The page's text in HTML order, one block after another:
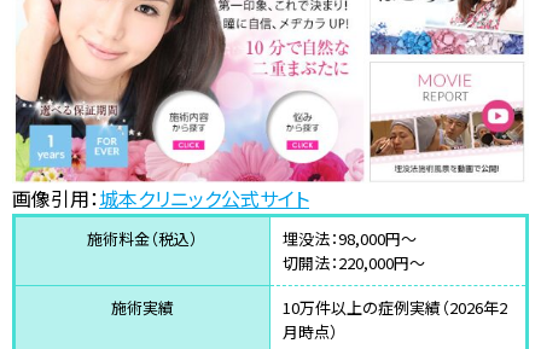
画像引用：城本クリニック公式サイト
施術料金（税込）
埋没法：98,000円〜
切開法：220,000円〜
施術実績
10万件以上の症例実績（2026年2
月時点）